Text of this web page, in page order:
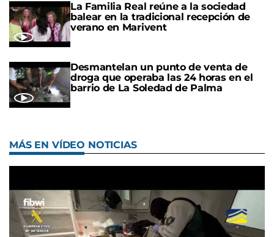
La Familia Real reúne a la sociedad
balear en la tradicional recepción de
verano en Marivent
Desmantelan un punto de venta de
droga que operaba las 24 horas en el
barrio de La Soledad de Palma
MÁS EN VÍDEO NOTICIAS